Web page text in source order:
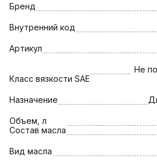
Бренд
Внутренний код
Артикул
Класс вязкости SAE
Не
Назначение
Объем, л
Состав масла
Вид масла